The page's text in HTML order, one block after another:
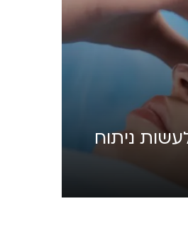
ניתוח